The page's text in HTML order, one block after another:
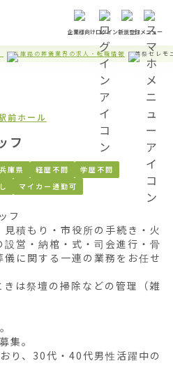
企業様向けログイン新規登録メニュー
兵庫県の葬儀業界の求人・転職情報 葬祭セレモ
前ホール
フ
兵庫県 経歴不問
学歴不問
マイカー通勤可
フ
積もり・市役所の手続き・火
営・納棺・式・司会進行・骨
に関する一連の業務をお任せ
は祭壇の掃除などの管理（雑
集。
り、30代・40代男性活躍中の